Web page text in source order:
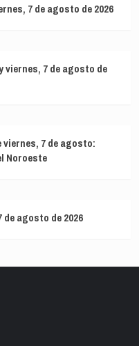
7 de agosto de 2026
viernes, 7 de agosto de
7 de agosto:
Noroeste
agosto de 2026